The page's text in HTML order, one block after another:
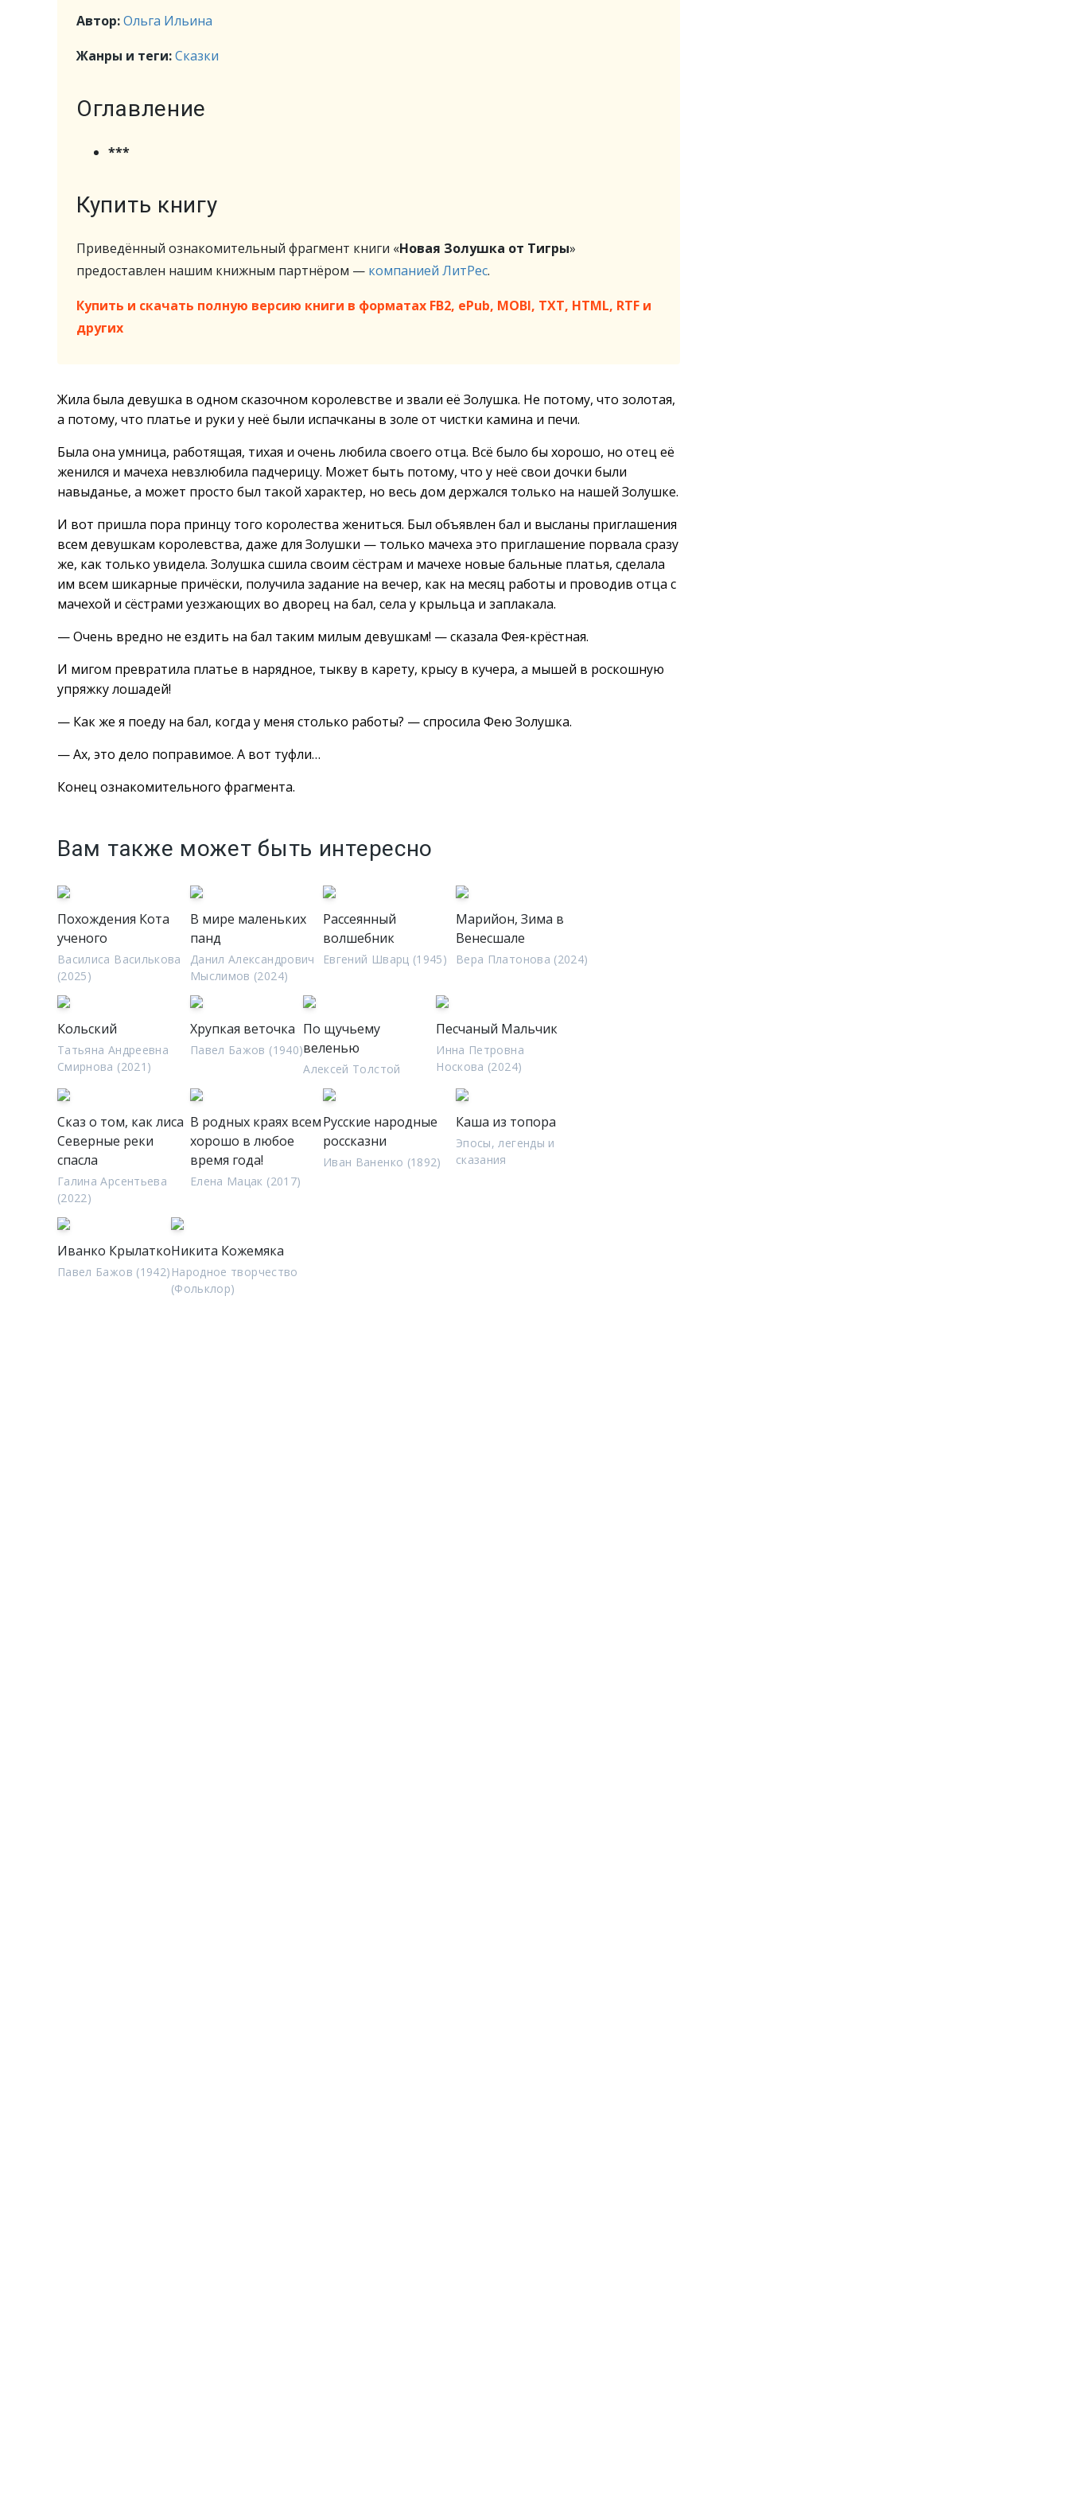
Автор:Ольга Ильина
Жанры и теги:Сказки
Оглавление
***
Купить книгу
Приведённый ознакомительный фрагмент книги «Новая Золушка от Тигры»
предоставлен нашим книжным партнёром — компанией ЛитРес.
Купить и скачать полную версию книги в форматах FB2, ePub, MOBI, TXT, HTML, RTF и
других
Жила была девушка в одном сказочном королевстве и звали её Золушка. Не потому, что золотая,
а потому, что платье и руки у неё были испачканы в золе от чистки камина и печи.
Была она умница, работящая, тихая и очень любила своего отца. Всё было бы хорошо, но отец её
женился и мачеха невзлюбила падчерицу. Может быть потому, что у неё свои дочки были
навыданье, а может просто был такой характер, но весь дом держался только на нашей Золушке.
И вот пришла пора принцу того королества жениться. Был объявлен бал и высланы приглашения
всем девушкам королевства, даже для Золушки — только мачеха это приглашение порвала сразу
же, как только увидела. Золушка сшила своим сёстрам и мачехе новые бальные платья, сделала
им всем шикарные причёски, получила задание на вечер, как на месяц работы и проводив отца с
мачехой и сёстрами уезжающих во дворец на бал, села у крыльца и заплакала.
— Очень вредно не ездить на бал таким милым девушкам! — сказала Фея-крёстная.
И мигом превратила платье в нарядное, тыкву в карету, крысу в кучера, а мышей в роскошную
упряжку лошадей!
— Как же я поеду на бал, когда у меня столько работы? — спросила Фею Золушка.
— Ах, это дело поправимое. А вот туфли…
Конец ознакомительного фрагмента.
Вам также может быть интересно
Похождения Кота
ученого
Василиса Василькова
(2025)
В мире маленьких
панд
Данил Александрович
Мыслимов (2024)
Рассеянный
волшебник
Евгений Шварц (1945)
Марийон, Зима в
Венесшале
Вера Платонова (2024)
Кольский
Татьяна Андреевна
Смирнова (2021)
Хрупкая веточка
Павел Бажов (1940)
По щучьему
веленью
Алексей Толстой
Песчаный Мальчик
Инна Петровна
Носкова (2024)
Сказ о том, как лиса
Северные реки
спасла
Галина Арсентьева
(2022)
В родных краях всем
хорошо в любое
время года!
Елена Мацак (2017)
Русские народные
россказни
Иван Ваненко (1892)
Каша из топора
Эпосы, легенды и
сказания
Иванко Крылатко
Павел Бажов (1942)
Никита Кожемяка
Народное творчество
(Фольклор)